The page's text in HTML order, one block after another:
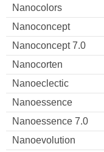
Nanocolors
Nanoconcept
Nanoconcept 7.0
Nanocorten
Nanoeclectic
Nanoessence
Nanoessence 7.0
Nanoevolution